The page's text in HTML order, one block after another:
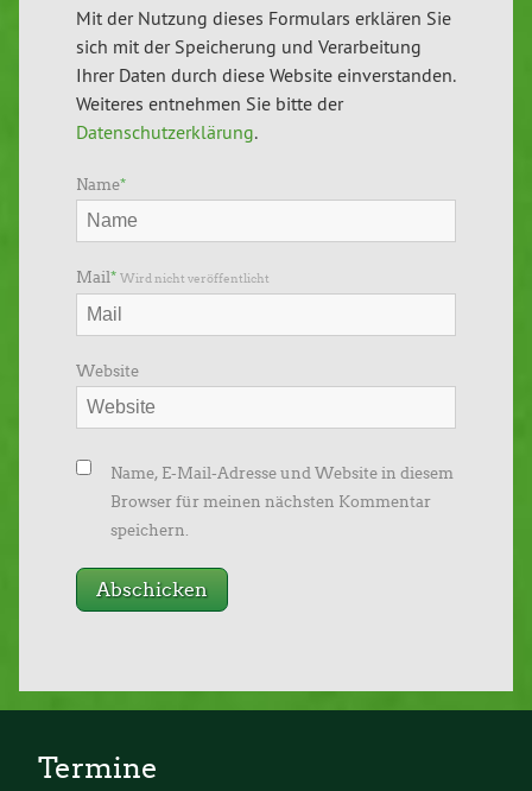
Mit der Nutzung dieses Formulars erklären Sie
sich mit der Speicherung und Verarbeitung
Ihrer Daten durch diese Website einverstanden.
Weiteres entnehmen Sie bitte der
Datenschutzerklärung.
Name*
Mail* Wird nicht veröffentlicht
Website
Name, E-Mail-Adresse und Website in diesem
Browser für meinen nächsten Kommentar
speichern.
Termine